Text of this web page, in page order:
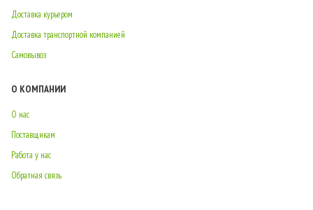
Доставка курьером
Доставка транспортной компанией
Самовывоз
О КОМПАНИИ
О нас
Поставщикам
Работа у нас
Обратная связь